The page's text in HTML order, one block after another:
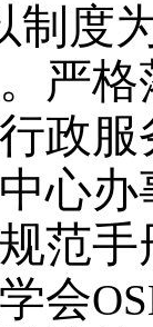
制度
严
政
心
规范
会